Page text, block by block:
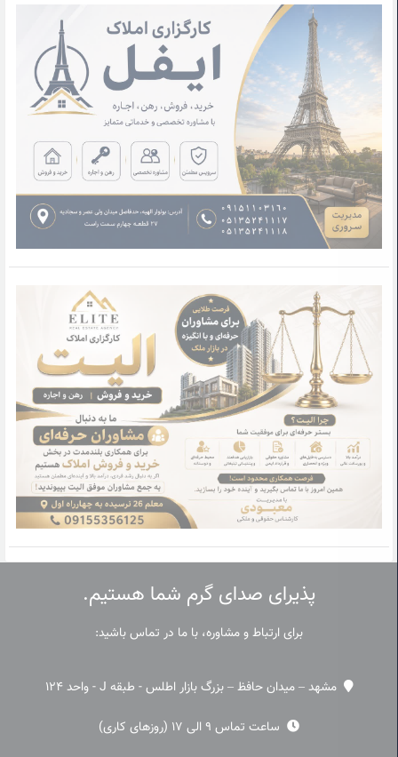
پذیرای صدای گرم شما هستیم.
برای ارتباط و مشاوره، با ما در تماس باشید:
مشهد – میدان حافظ – بزرگ بازار اطلس - طبقه J - واحد 124
ساعت تماس 9 الی 17 (روزهای کاری)